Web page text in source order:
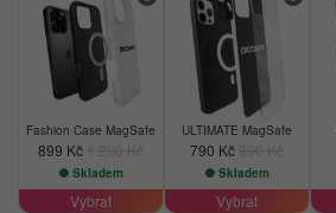
Fashion Case MagSafe
899 Kč
Skladem
Vybrat
ULTIMATE MagSafe
790 Kč
Skladem
Vybrat